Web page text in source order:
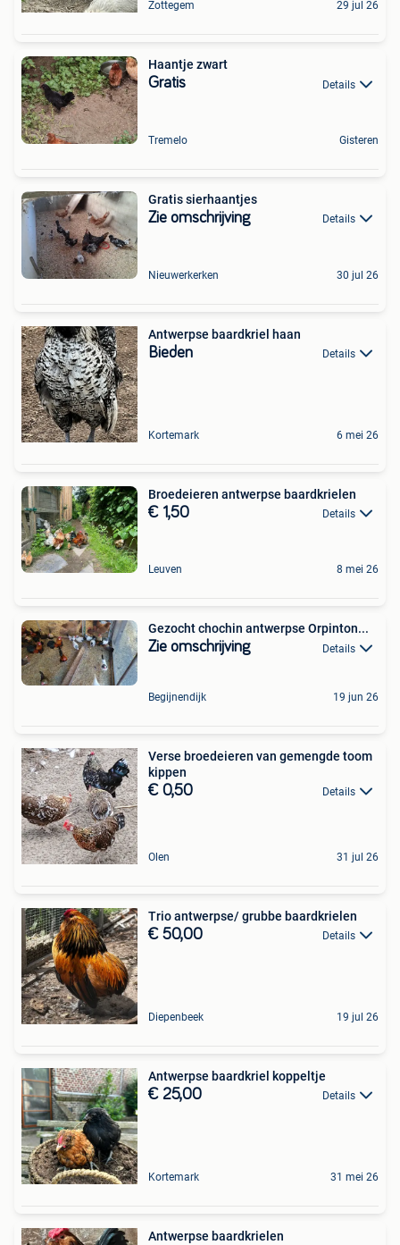
Zottegem 29 jul 26
Haantje zwart
Gratis Details
Tremelo Gisteren
Gratis sierhaantjes
Zie omschrijving Details
Nieuwerkerken 30 jul 26
Antwerpse baardkriel haan
Bieden Details
Kortemark 6 mei 26
Broedeieren antwerpse baardkrielen
€ 1,50 Details
Leuven 8 mei 26
Gezocht chochin antwerpse Orpinton...
Zie omschrijving Details
Begijnendijk 19 jun 26
Verse broedeieren van gemengde toom
kippen
€ 0,50 Details
Olen 31 jul 26
Trio antwerpse/ grubbe baardkrielen
€ 50,00 Details
Diepenbeek 19 jul 26
Antwerpse baardkriel koppeltje
€ 25,00 Details
Kortemark 31 mei 26
Antwerpse baardkrielen